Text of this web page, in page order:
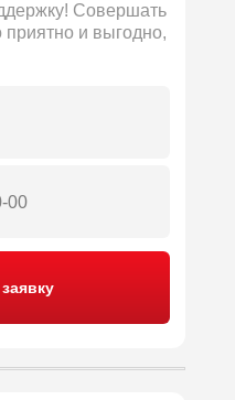
Совершать
приятно и выгодно,